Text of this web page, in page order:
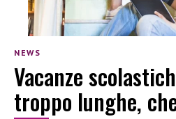
NEWS
Vacanze
troppo lunghe,